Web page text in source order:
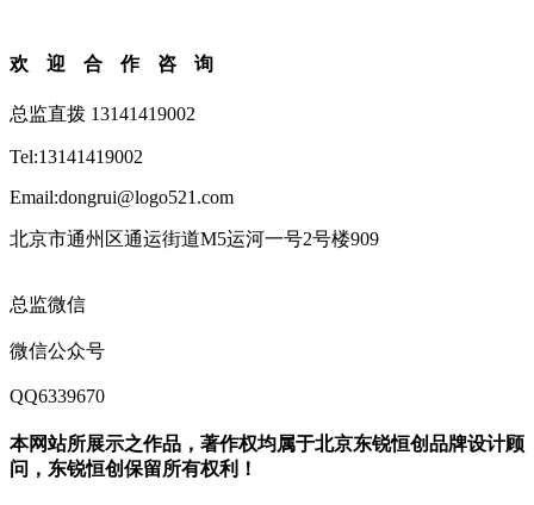
欢迎合作咨询
总监直拨 13141419002
Tel:13141419002
Email:dongrui@logo521.com
北京市通州区通运街道M5运河一号2号楼909
总监微信
微信公众号
QQ6339670
本网站所展示之作品，著作权均属于北京东锐恒创品牌设计顾
问，东锐恒创保留所有权利！